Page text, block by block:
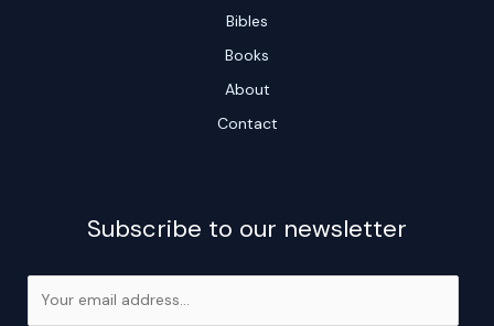
Bibles
Books
About
Contact
Subscribe to our newsletter